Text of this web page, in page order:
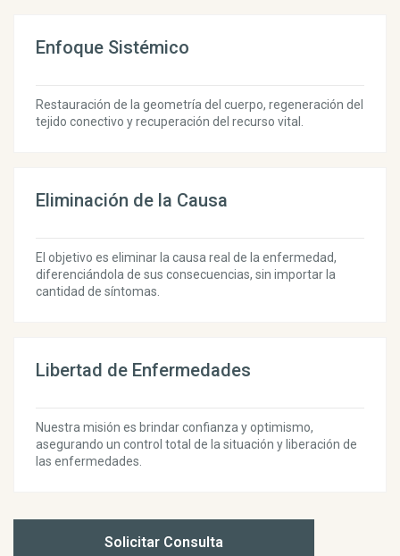
Enfoque Sistémico
Restauración de la geometría del cuerpo, regeneración del
tejido conectivo y recuperación del recurso vital.
Eliminación de la Causa
El objetivo es eliminar la causa real de la enfermedad,
diferenciándola de sus consecuencias, sin importar la
cantidad de síntomas.
Libertad de Enfermedades
Nuestra misión es brindar confianza y optimismo,
asegurando un control total de la situación y liberación de
las enfermedades.
Solicitar Consulta